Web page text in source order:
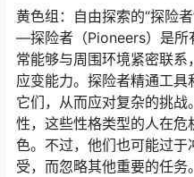
黄色组：自由探索的“探险者
—探险者（Pioneers）是所
常能够与周围环境紧密联
应变能力。探险者精通工
它们，从而应对复杂的挑
性，这些性格类型的人在
色。不过，他们也可能过
受，而忽略其他重要的任务。